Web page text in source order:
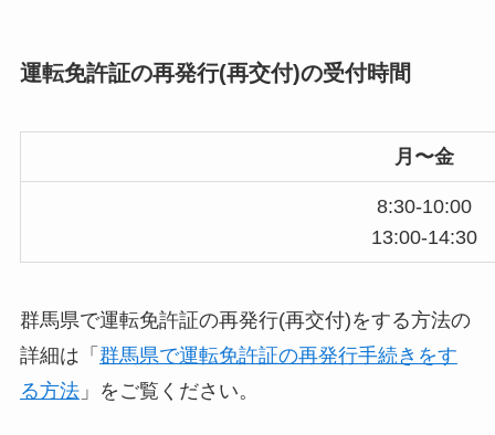
運転免許証の再発行(再交付)の受付時間
月〜金
8:30-10:00
13:00-14:30
群馬県で運転免許証の再発行(再交付)をする方法の
詳細は「 群馬県で運転免許証の再発行手続きをす
る方法」をご覧ください。